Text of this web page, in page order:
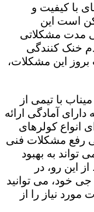
با کیفیت و
است این
مدت مشکلاتی
خنک کنندگی
این مشکلات،
با تیمی از
آمادگی ارائه
انواع کولرهای
رفع مشکلات فنی
تواند به بهبود
این رو، در
خود، می توانید
نیاز را از